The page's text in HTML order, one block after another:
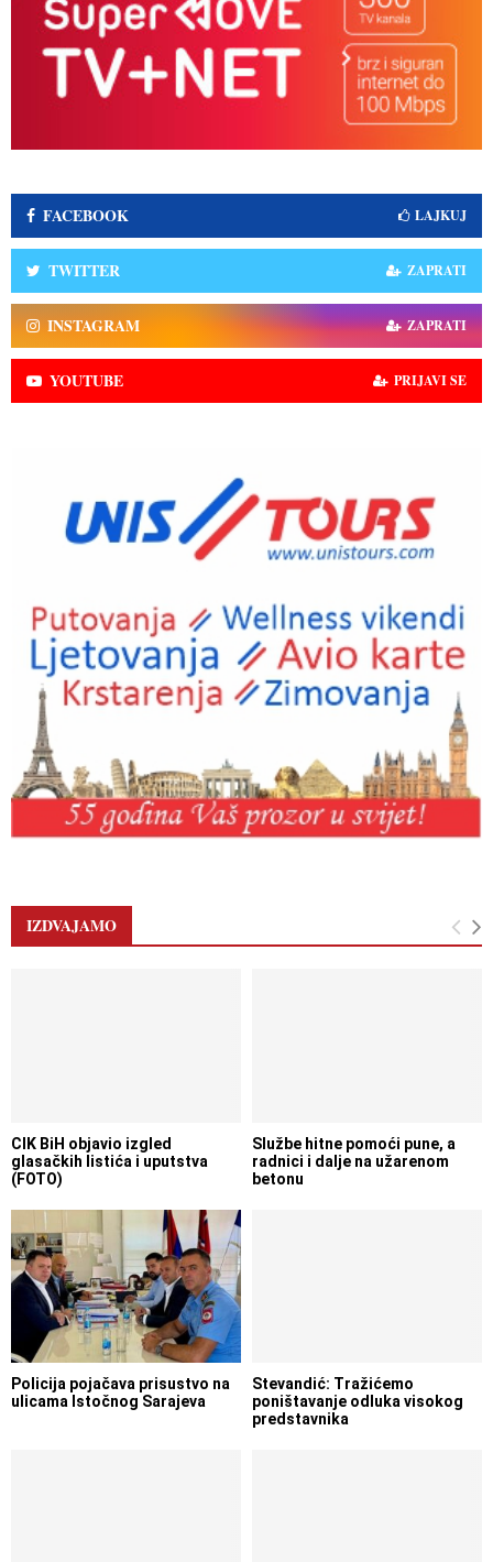
FACEBOOK LAJKUJ
TWITTER ZAPRATI
INSTAGRAM ZAPRATI
YOUTUBE PRIJAVI SE
IZDVAJAMO
CIK BiH objavio izgled
glasačkih listića i uputstva
(FOTO)
Službe hitne pomoći pune, a
radnici i dalje na užarenom
betonu
Policija pojačava prisustvo na
ulicama Istočnog Sarajeva
Stevandić: Tražićemo
poništavanje odluka visokog
predstavnika